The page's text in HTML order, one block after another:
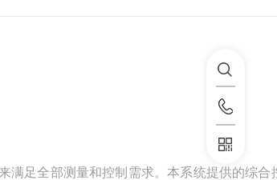
满足全部测量和控制需求。本系统提供的综合